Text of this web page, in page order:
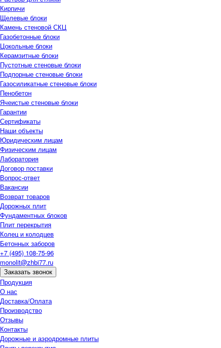
Кирпичи
Щелевые блоки
Камень стеновой СКЦ
Газобетонные блоки
Цокольные блоки
Керамзитные блоки
Пустотные стеновые блоки
Подпорные стеновые блоки
Газосиликатные стеновые блоки
Пенобетон
Ячеистые стеновые блоки
Гарантии
Сертификаты
Наши объекты
Юридическим лицам
Физическим лицам
Лаборатория
Договор поставки
Вопрос-ответ
Вакансии
Возврат товаров
Дорожных плит
Фундаментных блоков
Плит перекрытия
Колец и колодцев
Бетонных заборов
+7 (495) 108-75-96
monolit@zhbi77.ru
Заказать звонок
Продукция
О нас
Доставка/Оплата
Производство
Отзывы
Контакты
Дорожные и аэродромные плиты